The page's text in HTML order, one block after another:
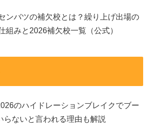
えやすい
ンバツの補欠校とは？繰り上げ出場の
組みと2026補欠校一覧（公式）
のハイドレーションブレイクでブー
らないと言われる理由も解説